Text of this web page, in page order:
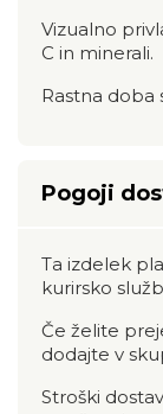
Vizualno
C in minerali.
Rastna doba
Pogoji
Ta izdelek
kurirsko
Če želite
dodajte v
Stroški